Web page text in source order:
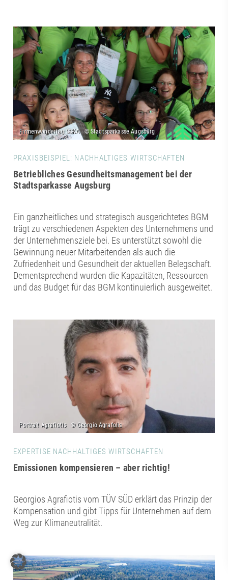
PRAXISBEISPIEL: NACHHALTIGES WIRTSCHAFTEN
Betriebliches Gesundheitsmanagement bei der
Stadtsparkasse Augsburg
Ein ganzheitliches und strategisch ausgerichtetes BGM
trägt zu verschiedenen Aspekten des Unternehmens und
der Unternehmensziele bei. Es unterstützt sowohl die
Gewinnung neuer Mitarbeitenden als auch die
Zufriedenheit und Gesundheit der aktuellen Belegschaft.
Dementsprechend wurden die Kapazitäten, Ressourcen
und das Budget für das BGM kontinuierlich ausgeweitet.
EXPERTISE NACHHALTIGES WIRTSCHAFTEN
Emissionen kompensieren – aber richtig!
Georgios Agrafiotis vom TÜV SÜD erklärt das Prinzip der
Kompensation und gibt Tipps für Unternehmen auf dem
Weg zur Klimaneutralität.